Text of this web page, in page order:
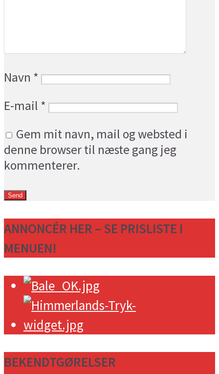
Navn *
E-mail *
Gem mit navn, mail og websted i
denne browser til næste gang jeg
kommenterer.
ANNONCÉR HER – SE PRISLISTE I
MENUEN!
BEKENDTGØRELSER